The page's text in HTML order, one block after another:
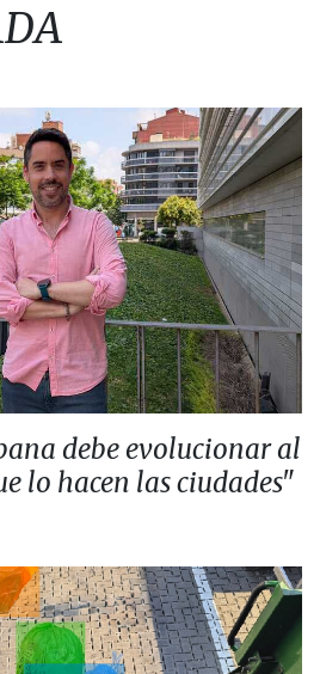
debe evolucionar al
lo hacen las ciudades"